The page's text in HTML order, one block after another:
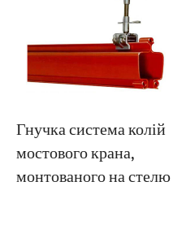
Гнучка система колій
мостового крана,
монтованого на стелю